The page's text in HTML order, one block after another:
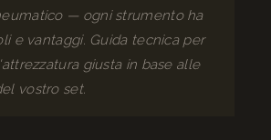
— ogni strumento ha
e vantaggi. Guida tecnica per
giusta in base alle
vostro set.